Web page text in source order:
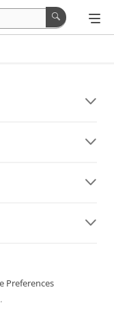
Preferences